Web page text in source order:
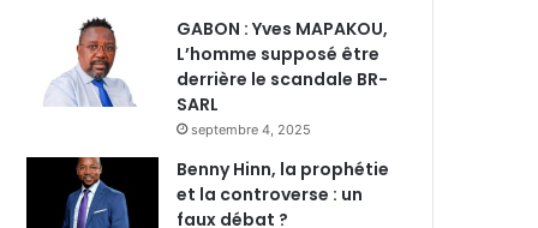
GABON : Yves MAPAKOU,
L’homme supposé être
derrière le scandale BR-
SARL
septembre 4, 2025
Benny Hinn, la prophétie
et la controverse : un
faux débat ?